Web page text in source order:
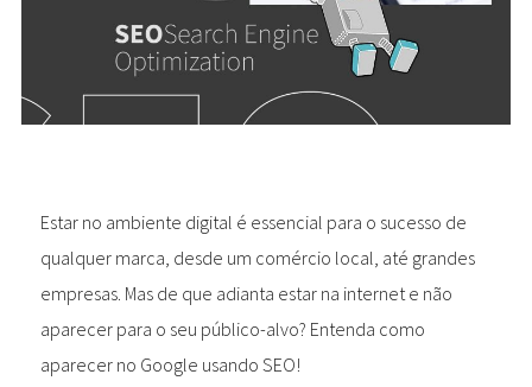
Estar no ambiente digital é essencial para o sucesso de
qualquer marca, desde um comércio local, até grandes
empresas. Mas de que adianta estar na internet e não
aparecer para o seu público-alvo? Entenda como
aparecer no Google usando SEO!